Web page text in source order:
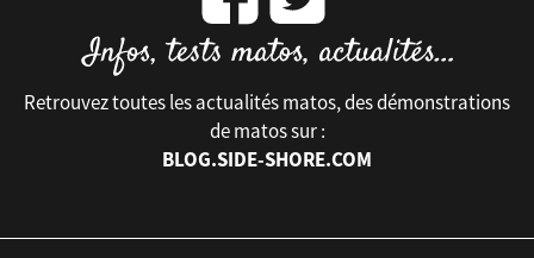
Retrouvez toutes les actualités matos, des démonstrations
de matos sur :
BLOG.SIDE-SHORE.COM